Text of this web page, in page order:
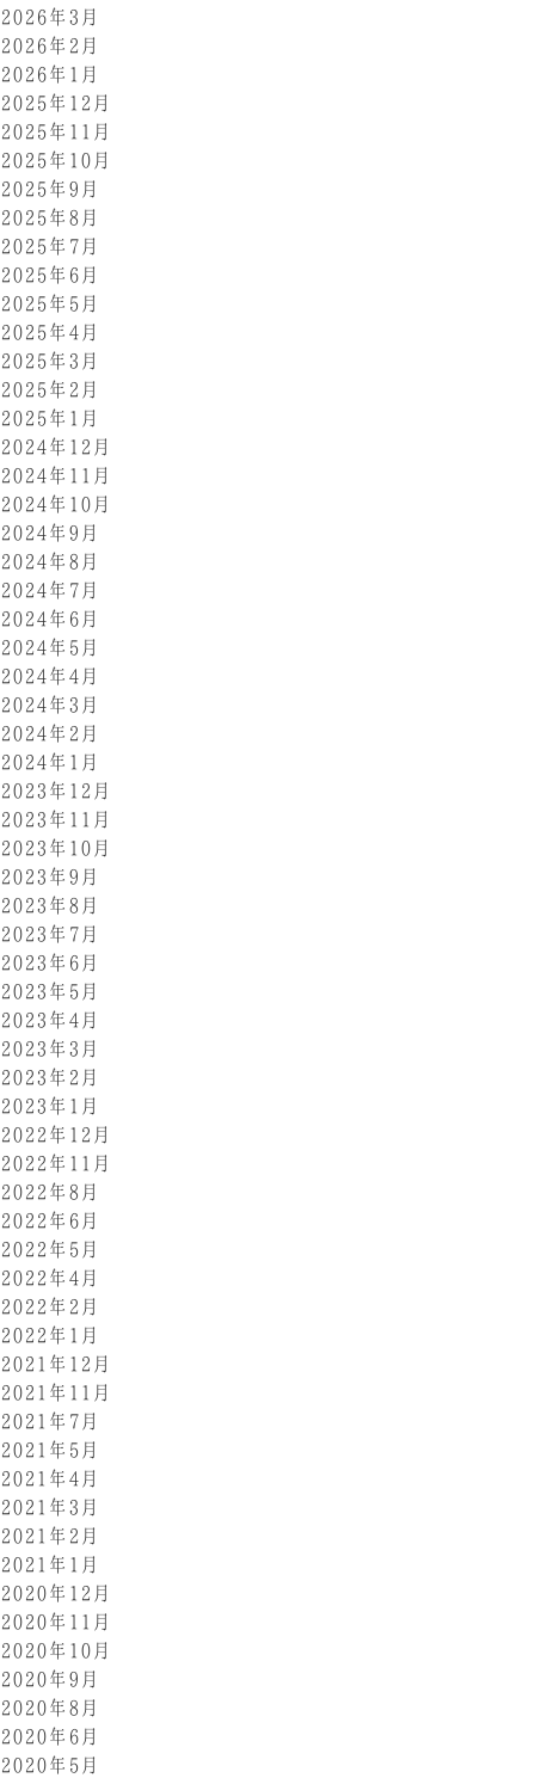
2026年3月
2026年2月
2026年1月
2025年12月
2025年11月
2025年10月
2025年9月
2025年8月
2025年7月
2025年6月
2025年5月
2025年4月
2025年3月
2025年2月
2025年1月
2024年12月
2024年11月
2024年10月
2024年9月
2024年8月
2024年7月
2024年6月
2024年5月
2024年4月
2024年3月
2024年2月
2024年1月
2023年12月
2023年11月
2023年10月
2023年9月
2023年8月
2023年7月
2023年6月
2023年5月
2023年4月
2023年3月
2023年2月
2023年1月
2022年12月
2022年11月
2022年8月
2022年6月
2022年5月
2022年4月
2022年2月
2022年1月
2021年12月
2021年11月
2021年7月
2021年5月
2021年4月
2021年3月
2021年2月
2021年1月
2020年12月
2020年11月
2020年10月
2020年9月
2020年8月
2020年6月
2020年5月